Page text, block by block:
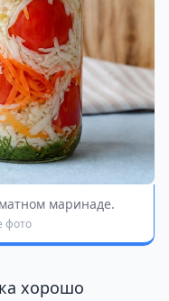
маринаде.
фото
хорошо